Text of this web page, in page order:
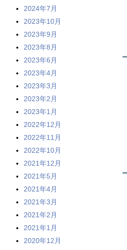
2024年7月
2023年10月
2023年9月
2023年8月
2023年6月
2023年4月
2023年3月
2023年2月
2023年1月
2022年12月
2022年11月
2022年10月
2021年12月
2021年5月
2021年4月
2021年3月
2021年2月
2021年1月
2020年12月